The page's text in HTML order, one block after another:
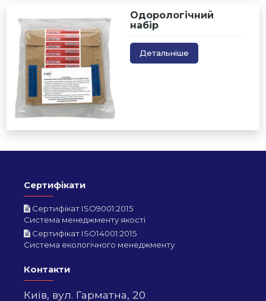
Одорологічний
набір
Детальніше
Сертифікати
Сертифікат ISO9001:2015
Система менеджменту якості
Сертифікат ISO14001:2015
Система екологічного менеджменту
Контакти
Київ, вул. Гарматна, 20